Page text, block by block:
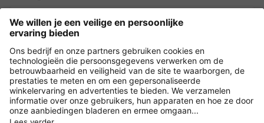
Nederland
Payment and Delivery
Versleuteling met